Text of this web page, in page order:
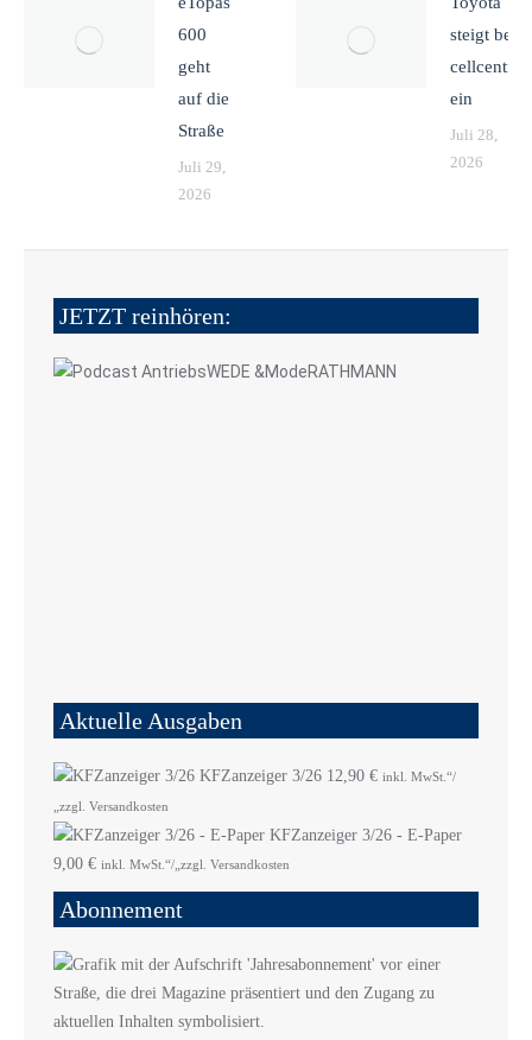
600
geht
auf die
Straße
Juli 29,
2026
steigt bei
cellcentric
ein
Juli 28,
2026
JETZT reinhören:
Aktuelle Ausgaben
KFZanzeiger 3/26 12,90 € inkl. MwSt.“/
„zzgl. Versandkosten
KFZanzeiger 3/26 - E-Paper
9,00 € inkl. MwSt.“/„zzgl. Versandkosten
Abonnement